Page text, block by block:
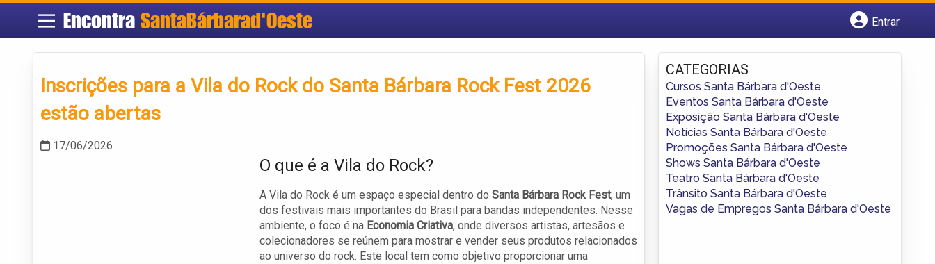
Encontra SantaBárbarad'Oeste
Entrar
Fazer login
Criar conta
Inscrições para a Vila do Rock do Santa Bárbara Rock Fest 2026
estão abertas
17/06/2026
O que é a Vila do Rock?
A Vila do Rock é um espaço especial dentro do Santa Bárbara Rock Fest, um
dos festivais mais importantes do Brasil para bandas independentes. Nesse
ambiente, o foco é na Economia Criativa, onde diversos artistas, artesãos e
colecionadores se reúnem para mostrar e vender seus produtos relacionados
ao universo do rock. Este local tem como objetivo proporcionar uma
CATEGORIAS
Cursos Santa Bárbara d'Oeste
Eventos Santa Bárbara d'Oeste
Exposição Santa Bárbara d'Oeste
Notícias Santa Bárbara d'Oeste
Promoções Santa Bárbara d'Oeste
Shows Santa Bárbara d'Oeste
Teatro Santa Bárbara d'Oeste
Trânsito Santa Bárbara d'Oeste
Vagas de Empregos Santa Bárbara d'Oeste